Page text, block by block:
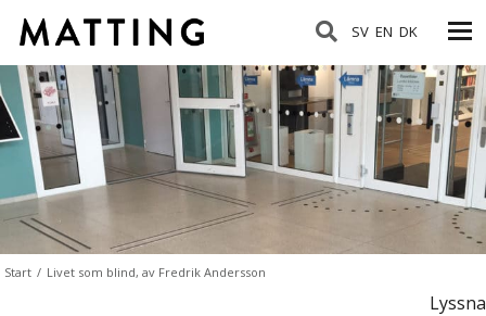
SV EN DK
Start / Livet som blind, av Fredrik Andersson
Lyssna